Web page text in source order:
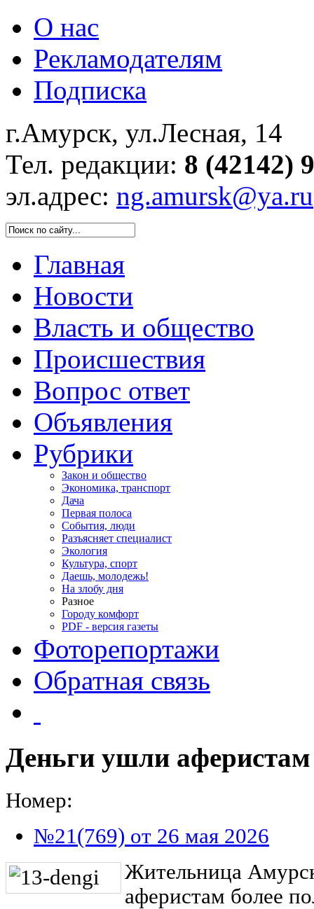
О нас
Рекламодателям
Подписка
г.Амурск, ул.Лесная, 14
Тел. редакции: 8 (42142)
эл.адрес: ng.amursk@ya.ru
Главная
Новости
Власть и общество
Происшествия
Вопрос ответ
Объявления
Рубрики
Закон и общество
Экономика, транспорт
Дача
Первая полоса
События, люди
Разъясняет специалист
Экология
Культура, спорт
Даешь, молодежь!
На злобу дня
Разное
Городу комфорт
PDF - версия газеты
Фоторепортажи
Обратная связь
Деньги ушли аферистам
Номер:
№21(769) от 26 мая 2026
Жительница
аферистам более